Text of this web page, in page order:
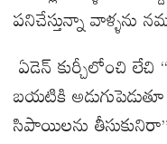
పనిచేస్తున్నా వాళ్ళను
ఏడెన్ కుర్చీలోంచి
బయటికి
సిపాయిలను